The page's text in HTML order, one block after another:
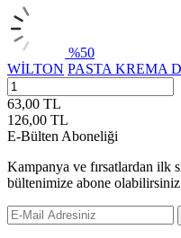
%50
WİLTON PASTA KREMA
63,00 TL
126,00 TL
E-Bülten Aboneliği
Kampanya ve fırsatlardan ilk
bültenimize abone